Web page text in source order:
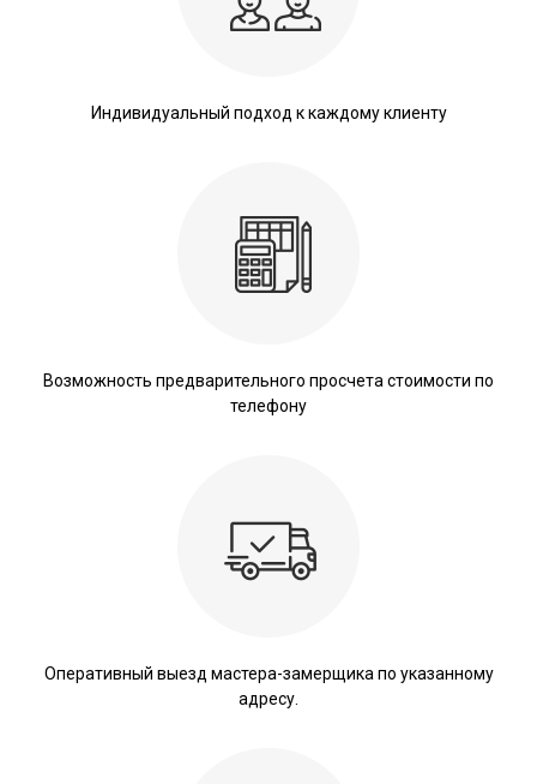
Индивидуальный подход к каждому клиенту
Возможность предварительного просчета стоимости по
телефону
Оперативный выезд мастера-замерщика по указанному
адресу.